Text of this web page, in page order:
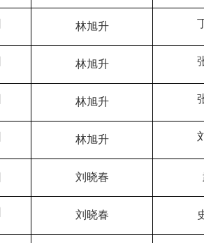
林旭升
林旭升
林旭升
林旭升
刘晓春
刘晓春